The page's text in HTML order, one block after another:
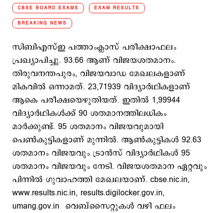
CBSE BOARD EXAMS EXAM RESULTS
BREAKING NEWS
സിബിഎസ്ഇ പത്താംക്ലാസ് പരീക്ഷാഫലം
പ്രഖ്യാപിച്ചു. 93.66 ആണ് വിജയശതമാനം.
തിരുവനന്തപുരം, വിജയവാഡ മേഖലകളാണ്
മികവില്‍ ഒന്നാമത്. 23,71939 വിദ്യാര്‍ഥികളാണ്
ആകെ പരീക്ഷയെഴുതിയത്. ഇതില്‍ 1,99944
വിദ്യാര്‍ഥികള്‍ക്ക് 90 ശതമാനത്തിലധികം
മാര്‍ക്കുണ്ട്. 95 ശതമാനം വിജയവുമായി
പെണ്‍കുട്ടികളാണ് മുന്നില്‍. ആണ്‍കുട്ടികള്‍ 92.63
ശതമാനം വിജയവും ട്രാന്‍സ് വിദ്യാര്‍ഥികള്‍ 95
ശതമാനം വിജയവും നേടി. വിജയശതമാന ഏറ്റവും
പിന്നില്‍ ഗുവാഹത്തി മേഖലയാണ്. cbse.nic.in,
www.results.nic.in, results.digilocker.gov.in,
umang.gov.in വെബ്സൈറ്റുകള്‍ വഴി ഫലം